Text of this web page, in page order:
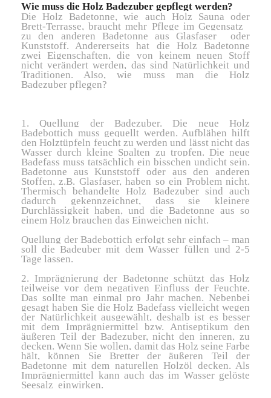
Wie muss die Holz Badezuber gepflegt werden?
Die Holz Badetonne, wie auch Holz Sauna oder
Brett-Terrasse, braucht mehr Pflege im Gegensatz
zu den anderen Badetonne aus Glasfaser oder
Kunststoff. Andererseits hat die Holz Badetonne
zwei Eigenschaften, die von keinem neuen Stoff
nicht verändert werden, das sind Natürlichkeit und
Traditionen. Also, wie muss man die Holz
Badezuber pflegen?
1. Quellung der Badezuber. Die neue Holz
Badebottich muss gequellt werden. Aufblähen hilft
den Holztüpfeln feucht zu werden und lässt nicht das
Wasser durch kleine Spalten zu tropfen. Die neue
Badefass muss tatsächlich ein bisschen undicht sein.
Badetonne aus Kunststoff oder aus den anderen
Stoffen, z.B. Glasfaser, haben so ein Problem nicht.
Thermisch behandelte Holz Badezuber sind auch
dadurch gekennzeichnet, dass sie kleinere
Durchlässigkeit haben, und die Badetonne aus so
einem Holz brauchen das Einweichen nicht.
Quellung der Badebottich erfolgt sehr einfach – man
soll die Badeuber mit dem Wasser füllen und 2-5
Tage lassen.
2. Imprägnierung der Badetonne schützt das Holz
teilweise vor dem negativen Einfluss der Feuchte.
Das sollte man einmal pro Jahr machen. Nebenbei
gesagt haben Sie die Holz Badefass vielleicht wegen
der Natürlichkeit ausgewählt, deshalb ist es besser
mit dem Imprägniermittel bzw. Antiseptikum den
äußeren Teil der Badezuber, nicht den inneren, zu
decken. Wenn Sie wollen, damit das Holz seine Farbe
hält, können Sie Bretter der äußeren Teil der
Badetonne mit dem naturellen Holzöl decken. Als
Imprägniermittel kann auch das im Wasser gelöste
Seesalz einwirken.